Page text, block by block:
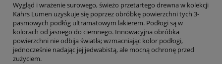
Wygląd i wrażenie surowego, świeżo przetartego drewna w kolekcji
Kährs Lumen uzyskuje się poprzez obróbkę powierzchni tych 3-
pasmowych podłóg ultramatowym lakierem. Podłogi są w
kolorach od jasnego do ciemnego. Innowacyjna obróbka
powierzchni nie odbija światła;wzmacniając kolor podłogi,
jednocześnie nadając jej jedwabistą, ale mocną ochronę przed
zużyciem.